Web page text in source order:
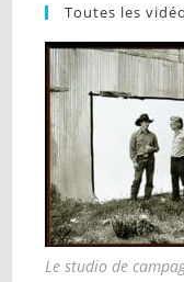
Toutes les
Le studio de